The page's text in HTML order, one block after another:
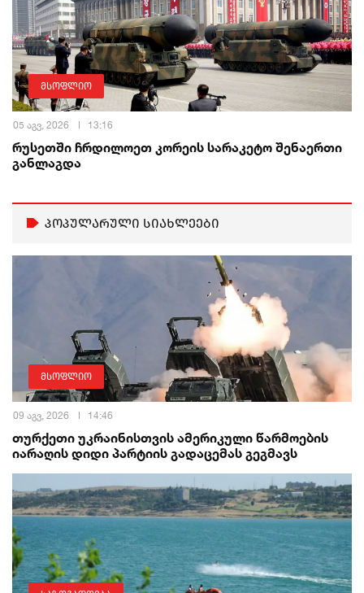
მსოფლიო
05 აგვ, 2026 13:16
რუსეთში ჩრდილოეთ კორეის სარაკეტო შენაერთი
განლაგდა
პოპულარული სიახლეები
მსოფლიო
09 აგვ, 2026 14:46
თურქეთი უკრაინისთვის ამერიკული წარმოების
იარაღის დიდი პარტიის გადაცემას გეგმავს